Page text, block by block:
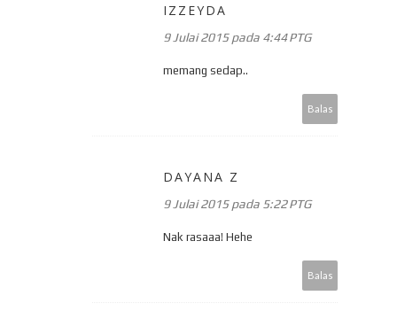
IZZEYDA
9 Julai 2015 pada 4:44 PTG
memang sedap..
Balas
DAYANA Z
9 Julai 2015 pada 5:22 PTG
Nak rasaaa! Hehe
Balas